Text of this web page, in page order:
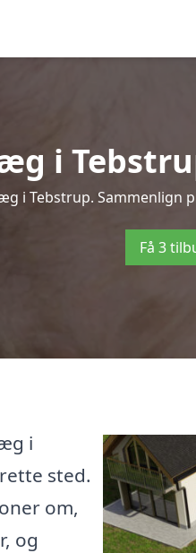
i
i Tebstrup.
Få 3
i
sted.
om,
og